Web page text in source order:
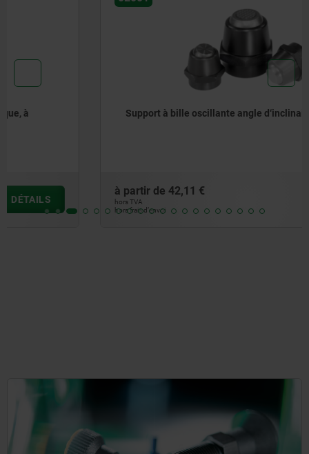
Support à bille oscillante angle d‘inclinaison 14° et 20°
à partir de
hors TVA
hors frais d’envoi